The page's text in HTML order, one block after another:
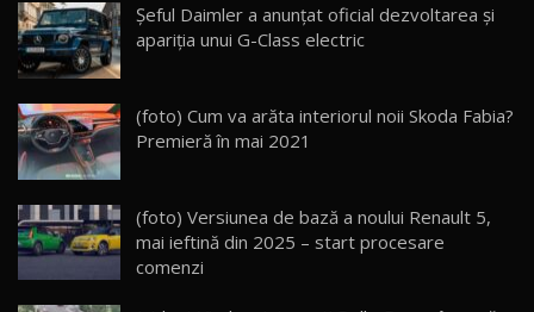
23
Lynk & Co 01 / Test Drive AutoBlog.MD
25:19
24
ZEEKR 009: Cel mai Performant și Confortabil
Van Electric Testat în Moldova / AutoBlog.MD
26:38
mai Exclusiv și Puternic Defender Testat în
Moldova
32:21
26
Şeful Daimler a anunţat oficial dezvoltarea şi
apariţia unui G-Class electric
(foto) Cum va arăta interiorul noii Skoda Fabia?
Premieră în mai 2021
(foto) Versiunea de bază a noului Renault 5,
mai ieftină din 2025 – start procesare
comenzi